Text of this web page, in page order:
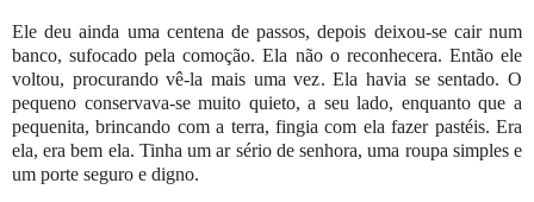
Ele deu ainda uma centena de passos, depois deixou-se cair num
banco, sufocado pela comoção. Ela não o reconhecera. Então ele
voltou, procurando vê-la mais uma vez. Ela havia se sentado. O
pequeno conservava-se muito quieto, a seu lado, enquanto que a
pequenita, brincando com a terra, fingia com ela fazer pastéis. Era
ela, era bem ela. Tinha um ar sério de senhora, uma roupa simples e
um porte seguro e digno.